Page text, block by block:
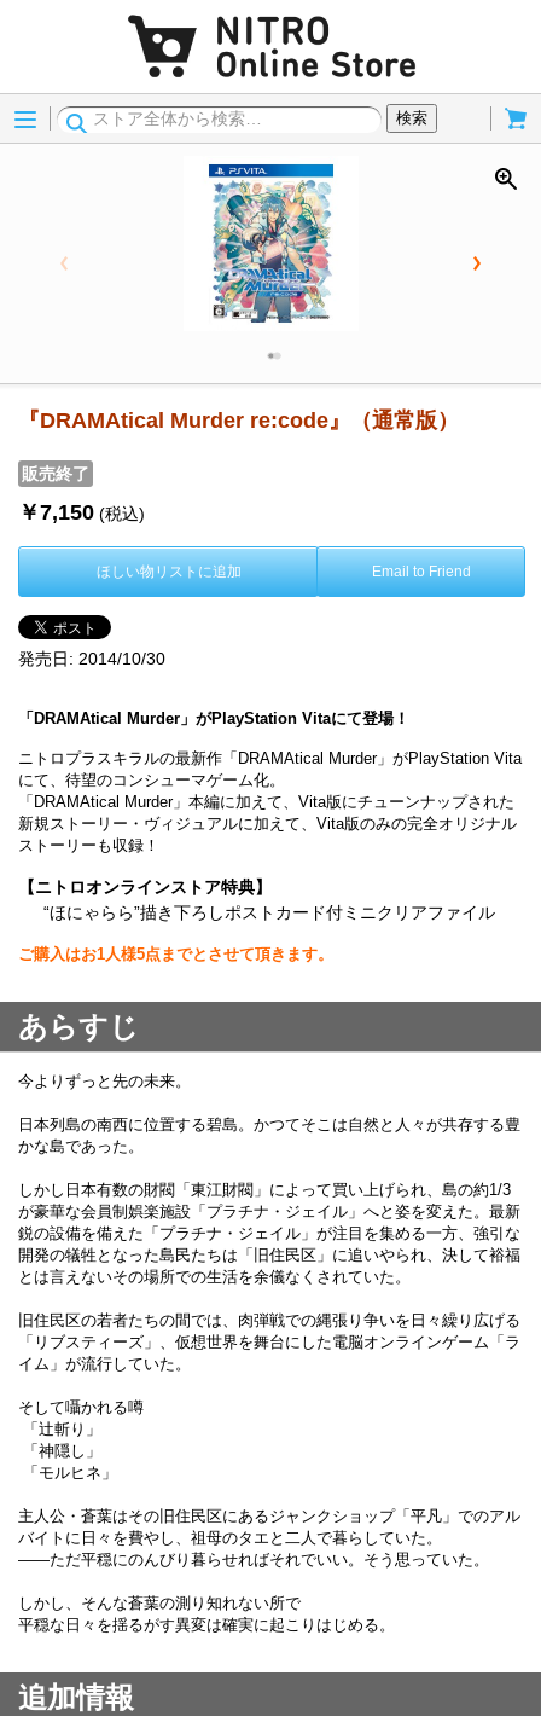
Menu
検索
『DRAMAtical Murder re:code』（通常版）
販売終了
￥7,150 (税込)
ほしい物リストに追加 Email to Friend
発売日: 2014/10/30
「DRAMAtical Murder」がPlayStation Vitaにて登場！
ニトロプラスキラルの最新作「DRAMAtical Murder」がPlayStation Vita
にて、待望のコンシューマゲーム化。
「DRAMAtical Murder」本編に加えて、Vita版にチューンナップされた
新規ストーリー・ヴィジュアルに加えて、Vita版のみの完全オリジナル
ストーリーも収録！
【ニトロオンラインストア特典】
“ほにゃらら”描き下ろしポストカード付ミニクリアファイル
ご購入はお1人様5点までとさせて頂きます。
あらすじ
今よりずっと先の未来。
日本列島の南西に位置する碧島。かつてそこは自然と人々が共存する豊
かな島であった。
しかし日本有数の財閥「東江財閥」によって買い上げられ、島の約1/3
が豪華な会員制娯楽施設「プラチナ・ジェイル」へと姿を変えた。最新
鋭の設備を備えた「プラチナ・ジェイル」が注目を集める一方、強引な
開発の犠牲となった島民たちは「旧住民区」に追いやられ、決して裕福
とは言えないその場所での生活を余儀なくされていた。
旧住民区の若者たちの間では、肉弾戦での縄張り争いを日々繰り広げる
「リブスティーズ」、仮想世界を舞台にした電脳オンラインゲーム「ラ
イム」が流行していた。
そして囁かれる噂
「辻斬り」
「神隠し」
「モルヒネ」
主人公・蒼葉はその旧住民区にあるジャンクショップ「平凡」でのアル
バイトに日々を費やし、祖母のタエと二人で暮らしていた。
――ただ平穏にのんびり暮らせればそれでいい。そう思っていた。
しかし、そんな蒼葉の測り知れない所で
平穏な日々を揺るがす異変は確実に起こりはじめる。
追加情報